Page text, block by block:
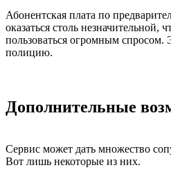
Абонентская плата по
оказаться столь незначительной,
пользоваться огромным спросом.
полицию.
Дополнительные
Сервис может дать множество
Вот лишь некоторые из них.